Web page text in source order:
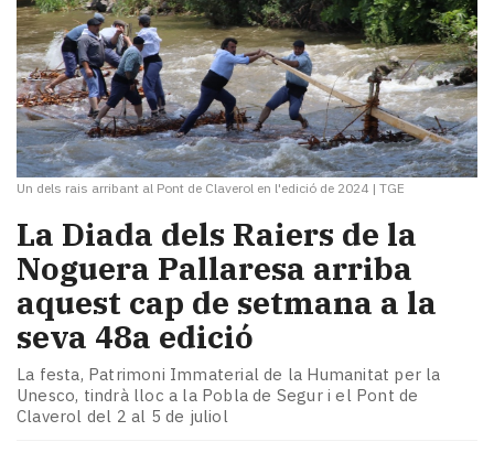
Un dels rais arribant al Pont de Claverol en l'edició de 2024 | TGE
La Diada dels Raiers de la
Noguera Pallaresa arriba
aquest cap de setmana a la
seva 48a edició
La festa, Patrimoni Immaterial de la Humanitat per la
Unesco, tindrà lloc a la Pobla de Segur i el Pont de
Claverol del 2 al 5 de juliol